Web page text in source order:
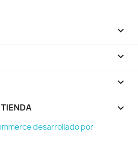



keyboard_arrow_down
desarrollado por